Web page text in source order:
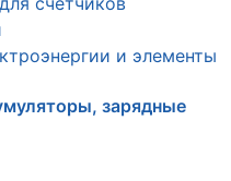
и элементы
зарядные